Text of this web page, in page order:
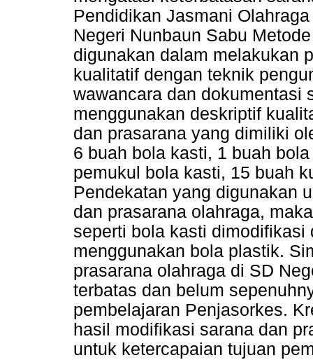
Pendidikan Jasmani
Negeri Nunbaun Sabu
digunakan dalam melakukan
kualitatif dengan teknik
wawancara dan dokumentasi
menggunakan deskriptif
dan prasarana yang dimiliki
6 buah bola kasti, 1 buah
pemukul bola kasti, 15 buah
Pendekatan yang digunakan
dan prasarana olahraga,
seperti bola kasti
menggunakan bola plastik.
prasarana olahraga di SD
terbatas dan belum
pembelajaran Penjasorkes.
hasil modifikasi sarana dan
untuk ketercapaian tujuan